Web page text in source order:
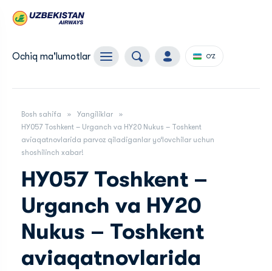
Ochiq ma'lumotlar O'Z
Bosh sahifa
Yangiliklar
HY057 Toshkent – Urganch va HY20 Nukus – Toshkent
aviaqatnovlarida parvoz qiladiganlar yo‘lovchilar uchun
shoshilinch xabar!
HY057 Toshkent –
Urganch va HY20
Nukus – Toshkent
aviaqatnovlarida